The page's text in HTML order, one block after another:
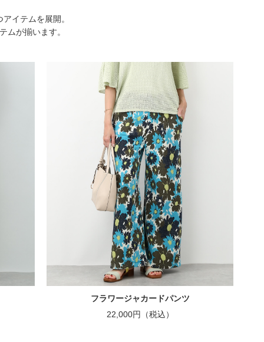
イテムを展開。
ムが揃います。
フラワージャカードパンツ
22,000円（税込）